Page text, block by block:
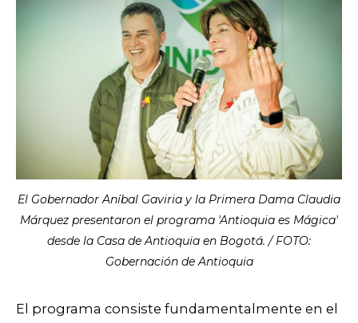
El Gobernador Aníbal Gaviria y la Primera Dama Claudia
Márquez presentaron el programa 'Antioquia es Mágica'
desde la Casa de Antioquia en Bogotá. / FOTO:
Gobernación de Antioquia
El programa consiste fundamentalmente en el